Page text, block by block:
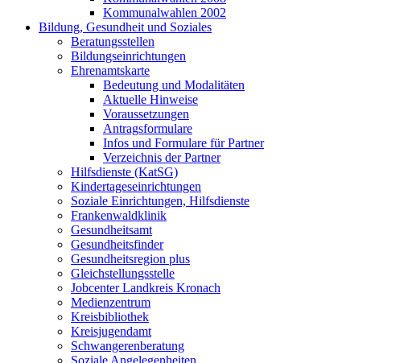
Kommunalwahlen 2002
Bildung, Gesundheit und Soziales
Beratungsstellen
Bildungseinrichtungen
Ehrenamtskarte
Bedeutung und Modalitäten
Aktuelle Hinweise
Voraussetzungen
Antragsformulare
Infos und Formulare für Partner
Verzeichnis der Partner
Hilfsdienste (KatSG)
Kindertageseinrichtungen
Soziale Einrichtungen, Hilfsdienste
Frankenwaldklinik
Gesundheitsamt
Gesundheitsfinder
Gesundheitsregion plus
Gleichstellungsstelle
Jobcenter Landkreis Kronach
Medienzentrum
Kreisbibliothek
Kreisjugendamt
Schwangerenberatung
Soziale Angelegenheiten